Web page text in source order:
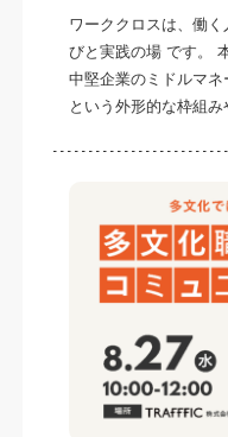
ワーククロスは、働
びと実践の場 です。
中堅企業のミドルマ
という外形的な枠組